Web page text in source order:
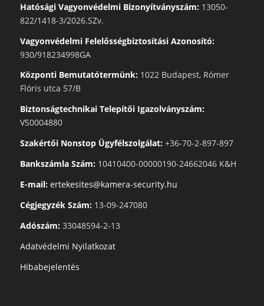
Hatósági Vagyonvédelmi Bizonyítványszám:13050-
822/1418-3/2026.SZv.
Vagyonvédelmi Felelősségbiztosítási Azonosító:
930/918234998GA
Központi Bemutatótermünk:1022 Budapest, Rómer
Flóris utca 57/B
Biztonságtechnikai Telepítői Igazolványszám:
VS0004880
Szakértői Nonstop Ügyfélszolgálat:+36-70-2-897-897
Bankszámla Szám:10410400-00000190-24662046 K&H
E-mail: ertekesites@kamera-security.hu
Cégjegyzék Szám:13-09-247080
Adószám:33048594-2-13
Adatvédelmi Nyilatkozat
Hibabejelentés